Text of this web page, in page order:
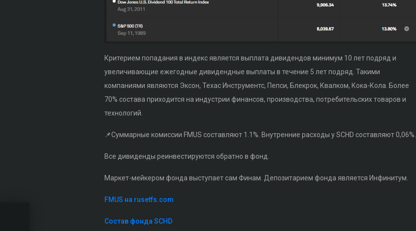
Критерием попадания в индекс является выплата дивидендов минимум 10 лет подряд и
увеличивающие ежегодные дивидендные выплаты в течение 5 лет подряд. Такими
компаниями являются Эксон, Техас Инструментс, Пепси, Блекрок, Квалком, Кока-Кола. Более
70% состава приходится на индустрии финансов, производства, потребительских товаров и
технологий.
📌Суммарные комиссии FMUS составляют 1.1%. Внутренние расходы у SCHD составляют 0,06%.
Все дивиденды реинвестируются обратно в фонд.
Маркет-мейкером фонда выступает сам Финам. Депозитарием фонда является Инфинитум.
FMUS на rusetfs.com
Состав фонда SCHD